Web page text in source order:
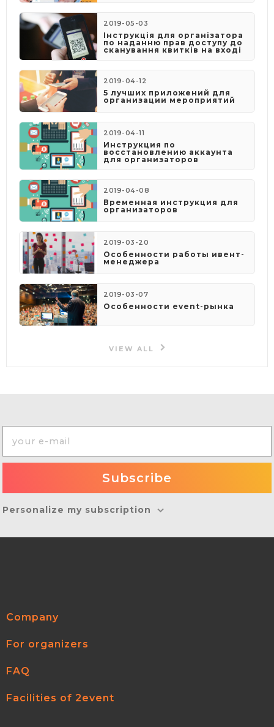
2019-05-03
​Інструкція для організатора
по наданню прав доступу до
сканування квитків на вході
2019-04-12
5 лучших приложений для
организации мероприятий
2019-04-11
Инструкция по
восстановлению аккаунта
для организаторов
2019-04-08
​Временная инструкция для
организаторов
2019-03-20
Особенности работы ивент-
менеджера
2019-03-07
Особенности event-рынка
VIEW ALL
Personalize my subscription
Company
For organizers
FAQ
Facilities of 2event